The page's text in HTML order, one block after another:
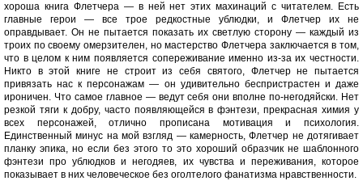
хороша книга Флетчера — в ней нет этих махинаций с читателем. Есть
главные герои — все трое редкостные ублюдки, и Флетчер их не
оправдывает. Он не пытается показать их светлую сторону — каждый из
троих по своему омерзителен, но мастерство Флетчера заключается в том,
что в целом к ним появляется сопереживание именно из-за их честности.
Никто в этой книге не строит из себя святого, Флетчер не пытается
привязать нас к персонажам — он удивительно беспристрастен и даже
ироничен. Что самое главное — ведут себя они вполне по-негодяйски. Нет
резкой тяги к добру, часто появляющейся в фэнтези, прекрасная химия у
всех персонажей, отлично прописана мотивация и психология.
Единственный минус на мой взгляд — камерность, Флетчер не дотягивает
планку эпика, но если без этого то это хороший образчик не шаблонного
фэнтези про ублюдков и негодяев, их чувства и переживания, которое
показывает в них человеческое без оголтелого фанатизма нравственности.